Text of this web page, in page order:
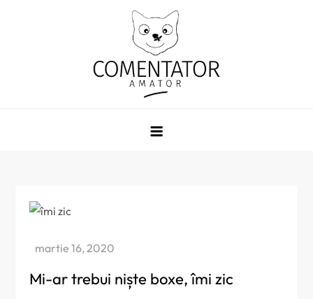
Mi-ar trebui niște boxe, îmi zic